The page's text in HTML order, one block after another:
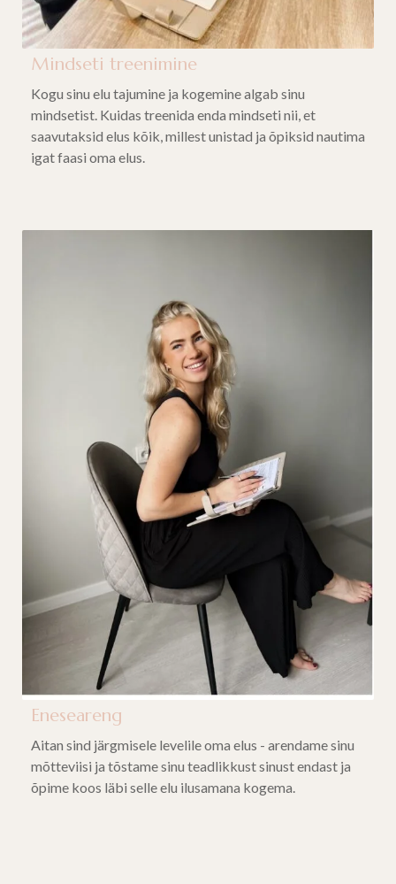
Mindseti treenimine
Kogu sinu elu tajumine ja kogemine algab sinu
mindsetist. Kuidas treenida enda mindseti nii, et
saavutaksid elus kõik, millest unistad ja õpiksid nautima
igat faasi oma elus.
Eneseareng
Aitan sind järgmisele levelile oma elus - arendame sinu
mõtteviisi ja tõstame sinu teadlikkust sinust endast ja
õpime koos läbi selle elu ilusamana kogema.